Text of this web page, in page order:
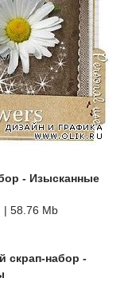
- Изысканные
| 58.76 Mb
скрап-набор -